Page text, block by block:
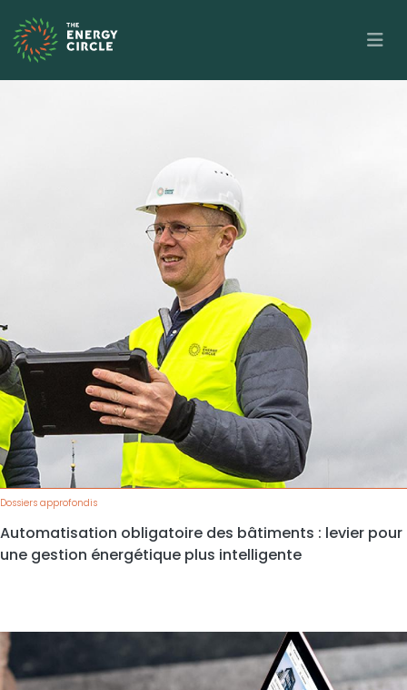
Dossiers approfondis
Automatisation obligatoire des bâtiments : levier pour
une gestion énergétique plus intelligente